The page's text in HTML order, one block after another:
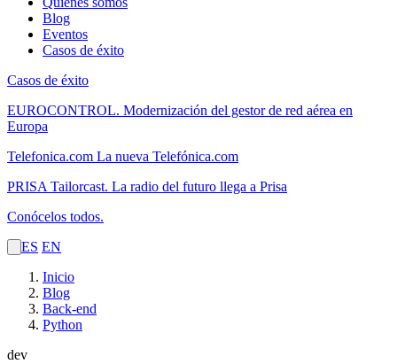
Blog
Eventos
Casos de éxito
Casos de éxito
EUROCONTROL. Modernización del gestor de red aérea en
Europa
Telefonica.com La nueva Telefónica.com
PRISA Tailorcast. La radio del futuro llega a Prisa
Conócelos todos.
ES EN
Inicio
Blog
Back-end
Python
dev